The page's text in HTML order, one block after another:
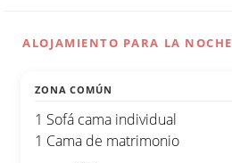
ALOJAMIENTO PARA LA NOCHE
ZONA COMÚN
1 Sofá cama individual
1 Cama de matrimonio